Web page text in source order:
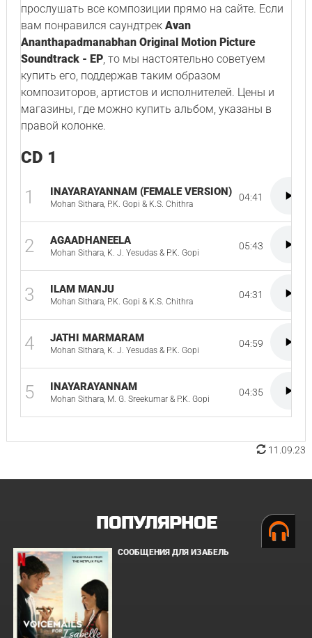
прослушать все композиции прямо на сайте. Если
вам понравился саундтрек Avan
Ananthapadmanabhan Original Motion Picture
Soundtrack - EP, то мы настоятельно советуем
купить его, поддержав таким образом
композиторов, артистов и исполнителей. Цены и
магазины, где можно купить альбом, указаны в
правой колонке.
CD 1
1 INAYARAYANNAM (FEMALE VERSION)
Mohan Sithara, P.K. Gopi & K.S. Chithra
04:41
2 AGAADHANEELA
Mohan Sithara, K. J. Yesudas & P.K. Gopi
05:43
3 ILAM MANJU
Mohan Sithara, P.K. Gopi & K.S. Chithra
04:31
4 JATHI MARMARAM
Mohan Sithara, K. J. Yesudas & P.K. Gopi
04:59
5 INAYARAYANNAM
Mohan Sithara, M. G. Sreekumar & P.K. Gopi
04:35
11.09.23
ПОПУЛЯРНОЕ
СООБЩЕНИЯ ДЛЯ ИЗАБЕЛЬ